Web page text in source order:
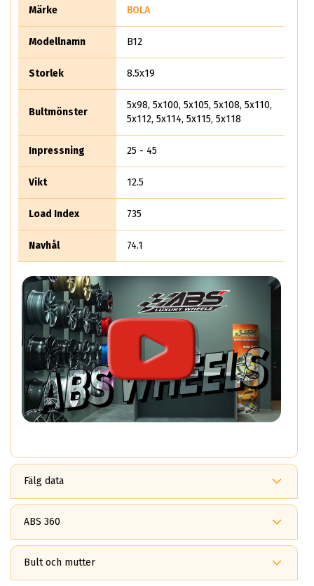
cool ut.
Märke BOLA
Modellnamn B12
Storlek 8.5x19
Bultmönster
5x98, 5x100, 5x105, 5x108, 5x110,
5x112, 5x114, 5x115, 5x118
Inpressning 25 - 45
Vikt 12.5
Load Index 735
Navhål 74.1
Fälg data
ABS 360
Fördelar med ABS360?
ABS 360
är ett patenterat multi *PCD system som gör det möjligt
Bult och mutter